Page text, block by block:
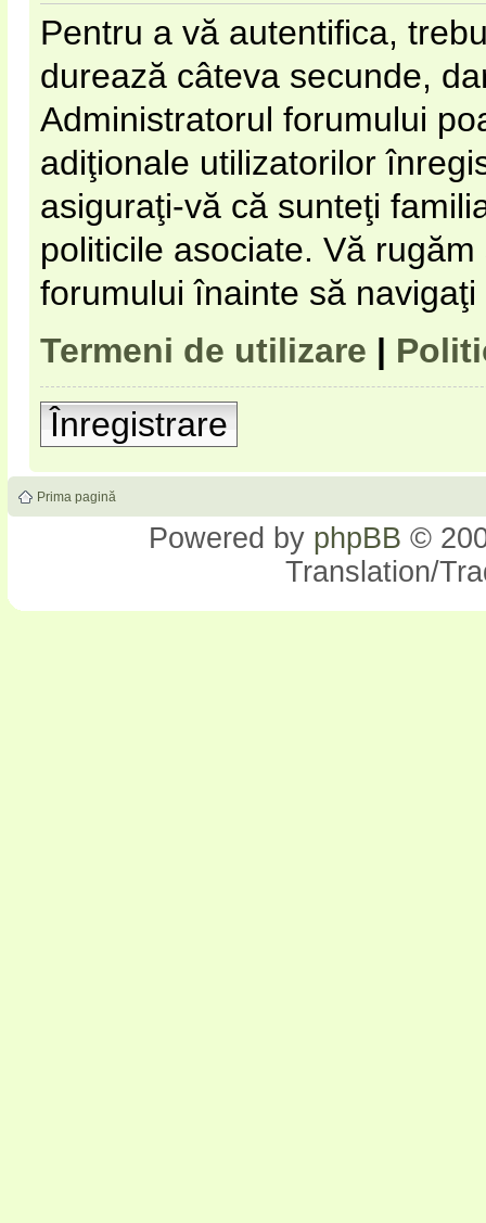
Pentru a vă autentifica,
durează câteva secunde,
Administratorul forumului
adiţionale utilizatorilor
asiguraţi-vă că sunteţi
politicile asociate. Vă
forumului înainte să
Termeni de utilizare |
Înregistrare
Prima pagină
Powered by phpBB ©
Translation/